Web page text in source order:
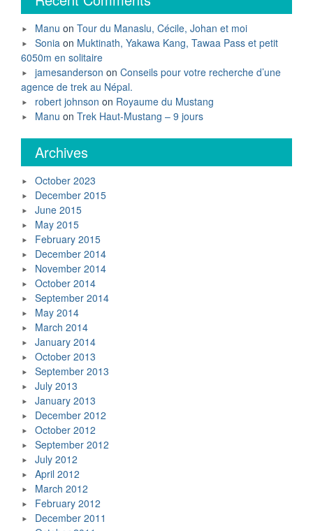
Manu on Tour du Manaslu, Cécile, Johan et moi
Sonia on Muktinath, Yakawa Kang, Tawaa Pass et petit
6050m en solitaire
jamesanderson on Conseils pour votre recherche d’une
agence de trek au Népal.
robert johnson on Royaume du Mustang
Manu on Trek Haut-Mustang – 9 jours
Archives
October 2023
December 2015
June 2015
May 2015
February 2015
December 2014
November 2014
October 2014
September 2014
May 2014
March 2014
January 2014
October 2013
September 2013
July 2013
January 2013
December 2012
October 2012
September 2012
July 2012
April 2012
March 2012
February 2012
December 2011